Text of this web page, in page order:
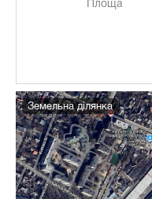
Площа
Земельна ділянка